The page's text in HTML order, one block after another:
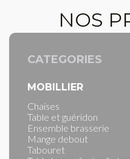
NOS
CATEGORIES
MOBILLIER
Chaises
Table et guéridon
Ensemble brasserie
Mange debout
Tabouret